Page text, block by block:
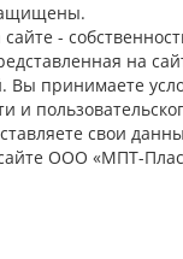
-
на
Вы принимаете
и
свои
ООО «МПТ-